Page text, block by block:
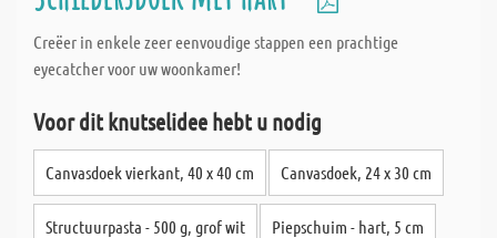
Creëer in enkele zeer eenvoudige stappen een prachtige
eyecatcher voor uw woonkamer!
Voor dit knutselidee hebt u nodig
Canvasdoek vierkant, 40 x 40 cm Canvasdoek, 24 x 30 cm
Structuurpasta - 500 g, grof wit Piepschuim - hart, 5 cm